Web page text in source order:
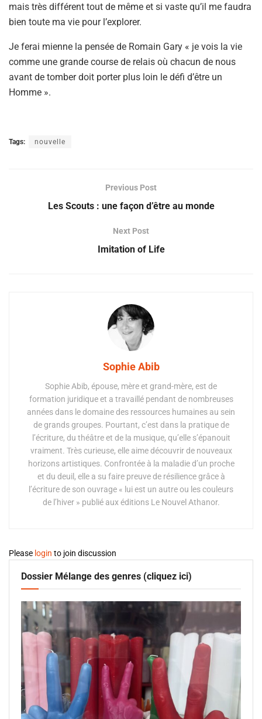
mais très différent tout de même et si vaste qu’il me faudra
bien toute ma vie pour l’explorer.
Je ferai mienne la pensée de Romain Gary « je vois la vie
comme une grande course de relais où chacun de nous
avant de tomber doit porter plus loin le défi d’être un
Homme ».
Tags: nouvelle
Previous Post
Les Scouts : une façon d’être au monde
Next Post
Imitation of Life
Sophie Abib
Sophie Abib, épouse, mère et grand-mère, est de
formation juridique et a travaillé pendant de nombreuses
années dans le domaine des ressources humaines au sein
de grands groupes. Pourtant, c’est dans la pratique de
l’écriture, du théâtre et de la musique, qu’elle s’épanouit
vraiment. Très curieuse, elle aime découvrir de nouveaux
horizons artistiques. Confrontée à la maladie d’un proche
et du deuil, elle a su faire preuve de résilience grâce à
l’écriture de son ouvrage « lui est un autre ou les couleurs
de l’hiver » publié aux éditions Le Nouvel Athanor.
Please login to join discussion
Dossier Mélange des genres (cliquez ici)